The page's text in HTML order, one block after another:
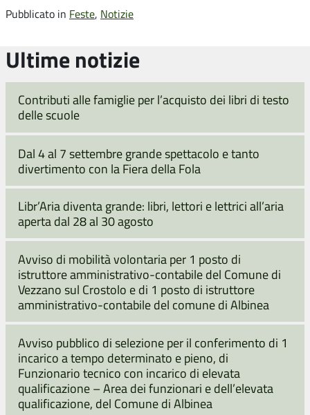
Pubblicato in Feste, Notizie
Ultime notizie
Contributi alle famiglie per l’acquisto dei libri di testo
delle scuole
Dal 4 al 7 settembre grande spettacolo e tanto
divertimento con la Fiera della Fola
Libr’Aria diventa grande: libri, lettori e lettrici all’aria
aperta dal 28 al 30 agosto
Avviso di mobilità volontaria per 1 posto di
istruttore amministrativo-contabile del Comune di
Vezzano sul Crostolo e di 1 posto di istruttore
amministrativo-contabile del comune di Albinea
Avviso pubblico di selezione per il conferimento di 1
incarico a tempo determinato e pieno, di
Funzionario tecnico con incarico di elevata
qualificazione – Area dei funzionari e dell’elevata
qualificazione, del Comune di Albinea